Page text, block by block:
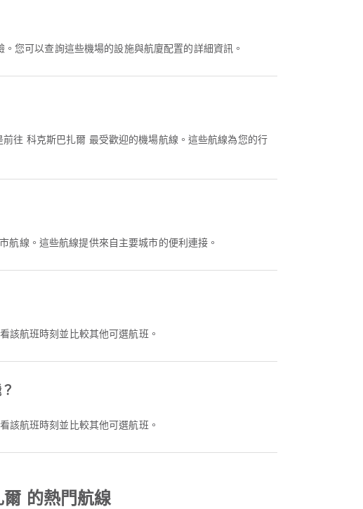
您可以查詢這些機場的設施與航廈配置的詳細資訊。
前往 科克斯巴扎爾 最受歡迎的機場航線。這些航線為您的行
航線。這些航線提供來自主要城市的便利連接。
該航班時刻並比較其他可選航班。
該航班時刻並比較其他可選航班。
的熱門航線